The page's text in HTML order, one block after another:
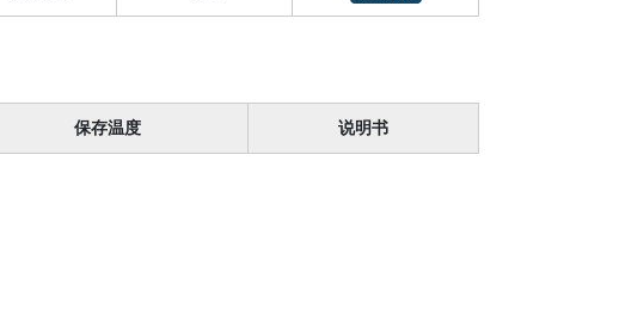
保存温度 说明书